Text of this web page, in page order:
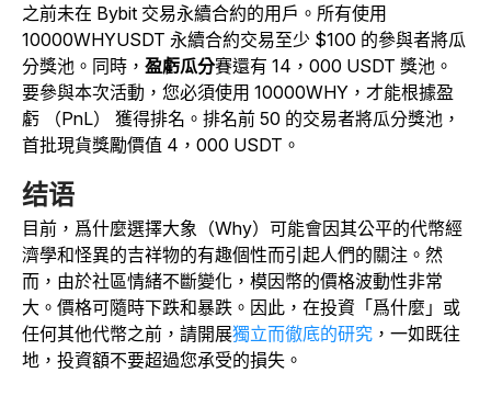
之前未在 Bybit 交易永續合約的用戶。所有使用
10000WHYUSDT 永續合約交易至少 $100 的參與者將瓜
分獎池。同時， 盈虧瓜分賽還有 14，000 USDT 獎池。
要參與本次活動，您必須使用 10000WHY，才能根據盈
虧 （PnL） 獲得排名。排名前 50 的交易者將瓜分獎池，
首批現貨獎勵價值 4，000 USDT。
结语
目前，爲什麼選擇大象（Why）可能會因其公平的代幣經
濟學和怪異的吉祥物的有趣個性而引起人們的關注。然
而，由於社區情緒不斷變化，模因幣的價格波動性非常
大。價格可隨時下跌和暴跌。因此，在投資「爲什麼」或
任何其他代幣之前，請開展獨立而徹底的研究 ，一如既往
地，投資額不要超過您承受的損失。